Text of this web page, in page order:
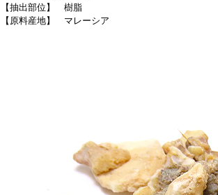
【抽出部位】 樹脂
【原料産地】 マレーシア